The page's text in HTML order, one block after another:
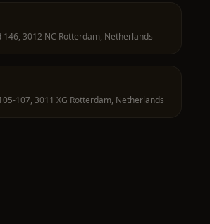
146, 3012 NC Rotterdam, Netherlands
107, 3011 XG Rotterdam, Netherlands